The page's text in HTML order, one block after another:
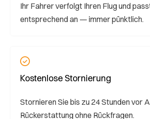
Ihr Fahrer verfolgt Ihren Flug und
entsprechend an — immer pünktlich.
Kostenlose Stornierung
Stornieren Sie bis zu 24 Stunden vor
Rückerstattung ohne Rückfragen.